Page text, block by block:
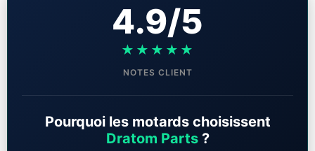
4.9/5
★★★★★
NOTES CLIENT
Pourquoi les motards choisissent
Dratom Parts?